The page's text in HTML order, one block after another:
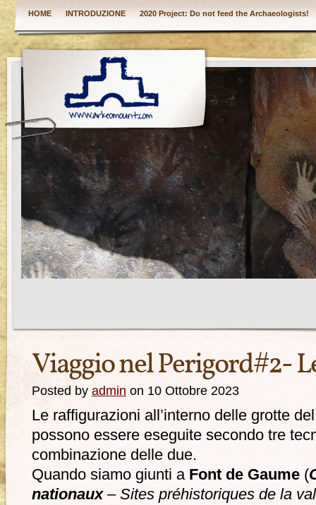
HOME INTRODUZIONE 2020 Project: Do not feed the Archaeologists!
Viaggio nel Perigord#2-
Posted by admin on 10 Ottobre 2023
Le raffigurazioni all’interno delle grotte
possono essere eseguite secondo tre
combinazione delle due.
Quando siamo giunti aFont de Gaume (
nationaux– Sites préhistoriques de la